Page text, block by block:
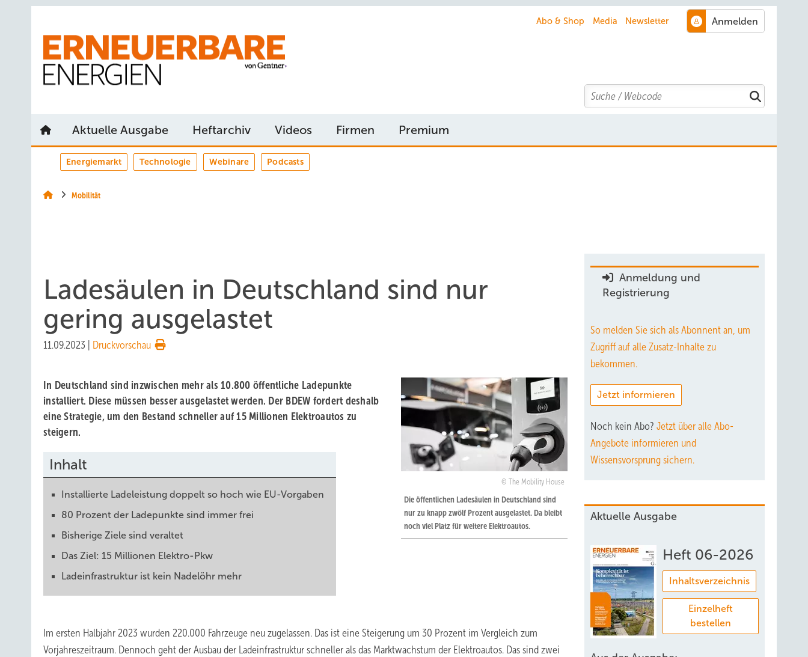
Abo & Shop Media Newsletter
Search
Aktuelle Ausgabe Heftarchiv Videos Firmen Premium
Energiemarkt Technologie Webinare Podcasts
Mobilität
Ladesäulen in Deutschland sind nur
gering ausgelastet
11.09.2023 Druckvorschau
The Mobility House
Die öffentlichen Ladesäulen in Deutschland sind
nur zu knapp zwölf Prozent ausgelastet. Da bleibt
noch viel Platz für weitere Elektroautos.
In Deutschland sind inzwischen mehr als 10.800 öffentliche Ladepunkte
installiert. Diese müssen besser ausgelastet werden. Der BDEW fordert deshalb
eine Strategie, um den Bestand schneller auf 15 Millionen Elektroautos zu
steigern.
Inhalt
Installierte Ladeleistung doppelt so hoch wie EU-Vorgaben
80 Prozent der Ladepunkte sind immer frei
Bisherige Ziele sind veraltet
Das Ziel: 15 Millionen Elektro-Pkw
Ladeinfrastruktur ist kein Nadelöhr mehr
Im ersten Halbjahr 2023 wurden 220.000 Fahrzeuge neu zugelassen. Das ist eine Steigerung um 30 Prozent im Vergleich zum
Vorjahreszeitraum. Dennoch geht der Ausbau der Ladeinfrastruktur schneller als das Marktwachstum der Elektroautos. Das sind zwei
Anmeldung und
Registrierung
So melden Sie sich als Abonnent an, um
Zugriff auf alle Zusatz-Inhalte zu
bekommen.
Jetzt informieren
Noch kein Abo? Jetzt über alle Abo-
Angebote informieren und
Wissensvorsprung sichern.
Aktuelle Ausgabe
Heft 06-2026
Inhaltsverzeichnis
Einzelheft
bestellen